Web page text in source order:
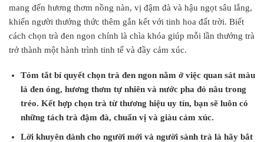
mang đến hương thơm nồng nàn, vị đậm đà và hậu ngọt sâu lắng,
khiến người thưởng thức thêm gắn kết với tinh hoa đất trời. Biết
cách chọn trà đen ngon chính là chìa khóa giúp mỗi lần thưởng trà
trở thành một hành trình tinh tế và đầy cảm xúc.
Tóm tắt bí quyết chọn trà đen ngon nằm ở việc quan sát màu
lá đen óng, hương thơm tự nhiên và nước pha đỏ nâu trong
trẻo. Kết hợp chọn trà từ thương hiệu uy tín, bạn sẽ luôn có
những tách trà đậm đà, chuẩn vị và giàu cảm xúc.
Lời khuyên dành cho người mới và người sành trà là hãy bắt